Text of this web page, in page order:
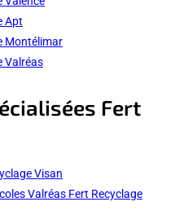
Apt
Montélimar
Valréas
Fert
Visan
Valréas Fert Recyclage